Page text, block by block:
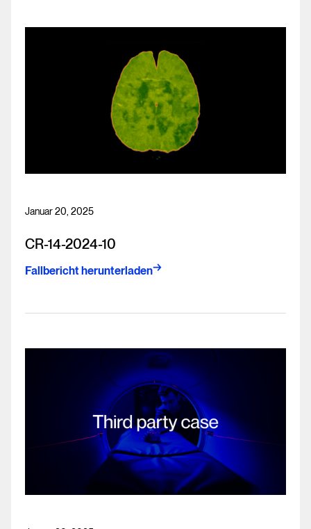
Januar 20, 2025
CR-14-2024-10
Fallbericht herunterladen